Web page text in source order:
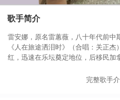
歌手简介
雷安娜，原名雷蕙薇，八十年代前中
《人在旅途洒泪时》（合唱：关正
红，迅速在乐坛奠定地位，后移民加
地位，后来的《彩云曲》、《痴情劫
完整歌手